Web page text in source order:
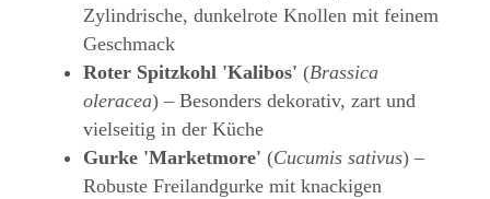
Zylindrische, dunkelrote Knollen mit feinem
Geschmack
Roter Spitzkohl 'Kalibos' (Brassica
oleracea) – Besonders dekorativ, zart und
vielseitig in der Küche
Gurke 'Marketmore' (Cucumis sativus) –
Robuste Freilandgurke mit knackigen